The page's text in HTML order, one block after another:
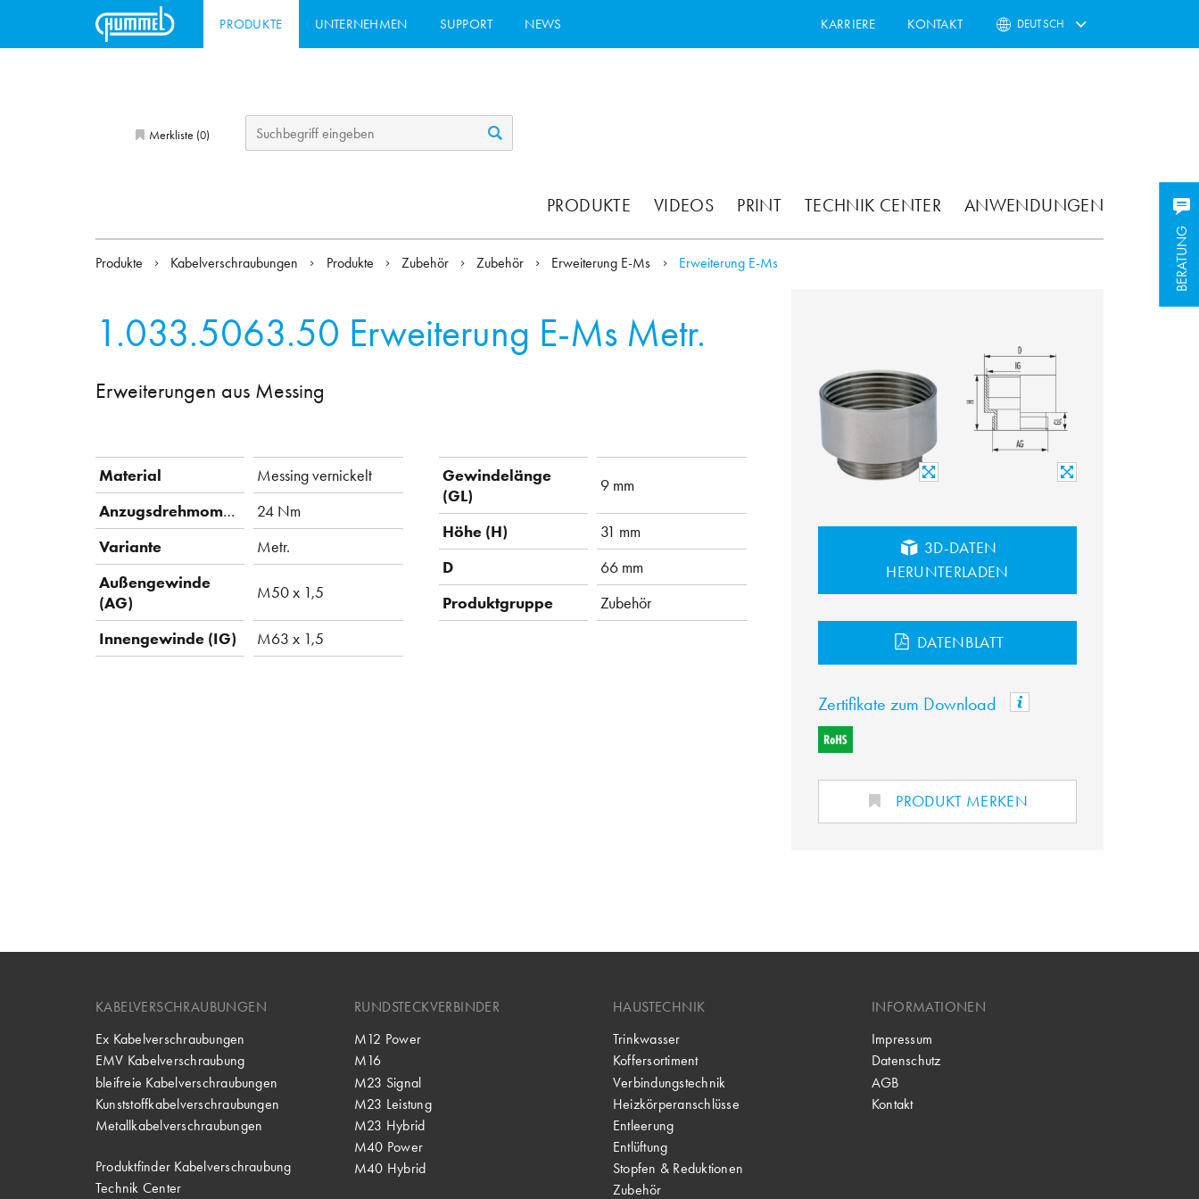
PRODUKTE UNTERNEHMEN SUPPORT NEWS KARRIERE KONTAKT DEUTSCH
Merkliste (0)
PRODUKTE VIDEOS PRINT TECHNIK CENTER ANWENDUNGEN
BERATUNG
BERATUNG
Produkte Kabelverschraubungen Produkte Zubehör Zubehör Erweiterung E-Ms Erweiterung E-Ms
1.033.5063.50 Erweiterung E-Ms Metr.
Erweiterungen aus Messing
Material
Messing vernickelt
Anzugsdrehmoment
24 Nm
Variante
Metr.
Außengewinde
(AG)
M50 x 1,5
Innengewinde (IG) M63 x 1,5
Gewindelänge
(GL)
9 mm
Höhe (H)
31 mm
D
66 mm
Produktgruppe
Zubehör
3D-DATEN
HERUNTERLADEN
DATENBLATT
Zertifikate zum Download
PRODUKT MERKEN
KABELVERSCHRAUBUNGEN
Ex Kabelverschraubungen
EMV Kabelverschraubung
bleifreie Kabelverschraubungen
Kunststoffkabelverschraubungen
Metallkabelverschraubungen
Produktfinder Kabelverschraubung
Technik Center
RUNDSTECKVERBINDER
M12 Power
M16
M23 Signal
M23 Leistung
M23 Hybrid
M40 Power
M40 Hybrid
HAUSTECHNIK
Trinkwasser
Koffersortiment
Verbindungstechnik
Heizkörperanschlüsse
Entleerung
Entlüftung
Stopfen & Reduktionen
Zubehör
INFORMATIONEN
Impressum
Datenschutz
AGB
Kontakt